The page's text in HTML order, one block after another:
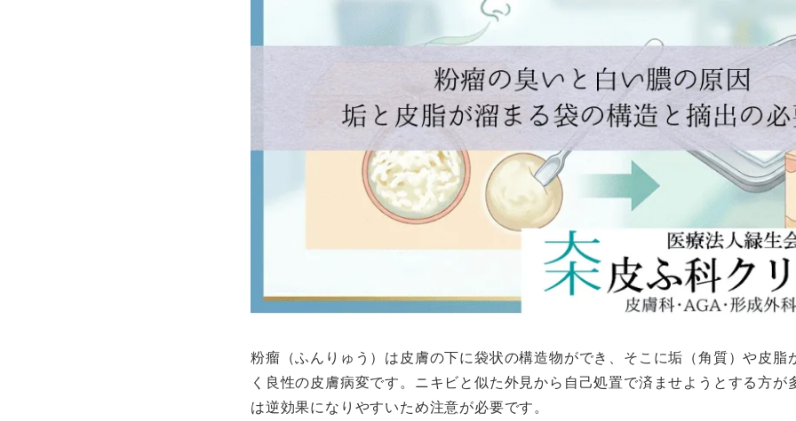
粉瘤（ふんりゅう）は皮膚の下に袋状の構造物ができ、そこに垢（角質）や皮脂
く良性の皮膚病変です。ニキビと似た外見から自己処置で済ませようとする方が
は逆効果になりやすいため注意が必要です。